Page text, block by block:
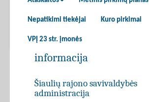
Nepatikimi tiekėjai Kuro pirkimai
VPĮ 23 str. įmonės
informacija
Šiaulių rajono savivaldybės
administracija